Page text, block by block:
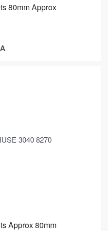
80mm Approx
Approx 80mm